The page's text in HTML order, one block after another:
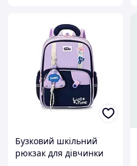
Бузковий шкільний
рюкзак для дівчинки